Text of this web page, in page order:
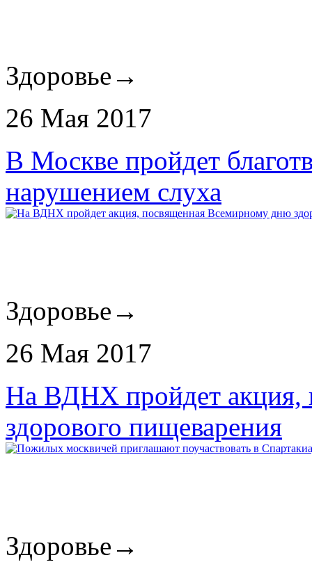
Здоровье →
26 Мая 2017
В Москве пройдет
нарушением слуха
Здоровье →
26 Мая 2017
На ВДНХ пройдет акция,
здорового пищеварения
Здоровье →